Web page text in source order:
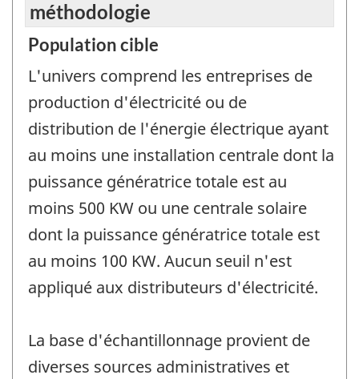
méthodologie
Population cible
L'univers comprend les entreprises de
production d'électricité ou de
distribution de l'énergie électrique ayant
au moins une installation centrale dont la
puissance génératrice totale est au
moins 500 KW ou une centrale solaire
dont la puissance génératrice totale est
au moins 100 KW. Aucun seuil n'est
appliqué aux distributeurs d'électricité.
La base d'échantillonnage provient de
diverses sources administratives et